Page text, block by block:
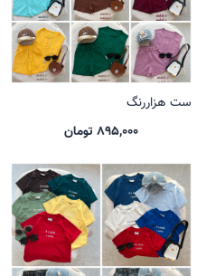
ست هزاررنگ
895,000 تومان